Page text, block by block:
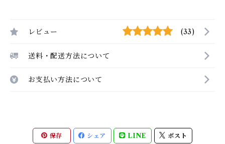
レビュー (33)
送料・配送方法について
お支払い方法について
保存 シェア LINE ポスト